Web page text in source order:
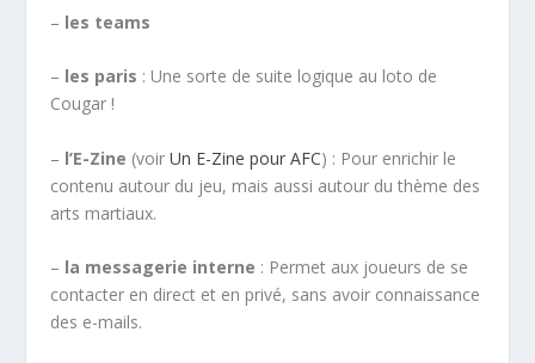
– les teams
– les paris : Une sorte de suite logique au loto de
Cougar !
– l’E-Zine (voirUn E-Zine pour AFC) : Pour enrichir le
contenu autour du jeu, mais aussi autour du thème des
arts martiaux.
– la messagerie interne : Permet aux joueurs de se
contacter en direct et en privé, sans avoir connaissance
des e-mails.